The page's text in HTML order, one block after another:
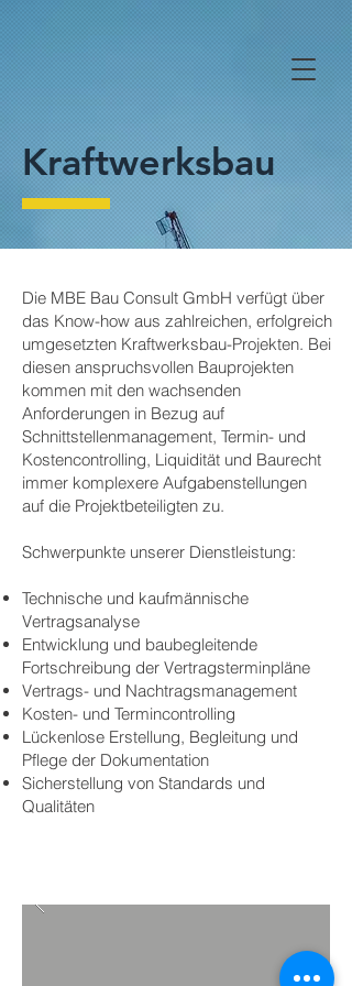
Kraftwerksbau
Die MBE Bau Consult GmbH verfügt über
das Know-how aus zahlreichen, erfolgreich
umgesetzten Kraftwerksbau-Projekten. Bei
diesen anspruchsvollen Bauprojekten
kommen mit den wachsenden
Anforderungen in Bezug auf
Schnittstellenmanagement, Termin- und
Kostencontrolling, Liquidität und Baurecht
immer komplexere Aufgabenstellungen
auf die Projektbeteiligten zu.
Schwerpunkte unserer Dienstleistung:
Technische und kaufmännische
Vertragsanalyse
Entwicklung und baubegleitende
Fortschreibung der Vertragsterminpläne
Vertrags- und Nachtragsmanagement
Kosten- und Termincontrolling
Lückenlose Erstellung, Begleitung und
Pflege der Dokumentation
Sicherstellung von Standards und
Qualitäten